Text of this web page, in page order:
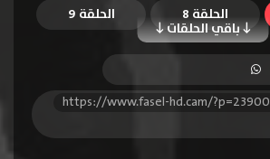
باقي الحلقات
الحلقة 8
الحلقة 9
https://www.fasel-hd.cam/?p=23900